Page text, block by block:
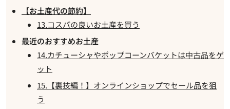
【お土産代の節約】
13.コスパの良いお土産を買う
最近のおすすめお土産
14.カチューシャやポップコーンバケットは中古品をゲ
ット
15.【裏技編！】オンラインショップでセール品を狙
う